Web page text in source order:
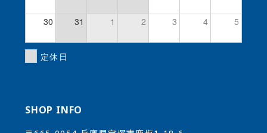
30 31 1 2 3 4 5
定休日
SHOP INFO